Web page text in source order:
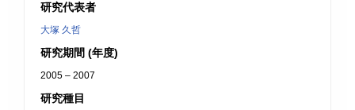
研究代表者
大塚 久哲
研究期間 (年度)
2005 – 2007
研究種目